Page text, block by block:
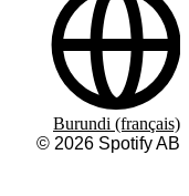
© 2026 Spotify AB
Burundi (français)